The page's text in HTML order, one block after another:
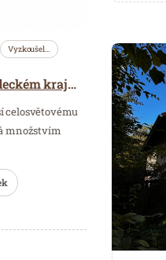
Vyzkoušel…
Lázeňství v Královéhradeckém kraji I.
celosvětovému
množstvím